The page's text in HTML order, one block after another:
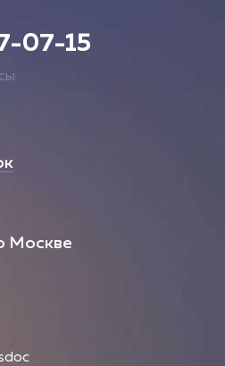
07-15
Москве